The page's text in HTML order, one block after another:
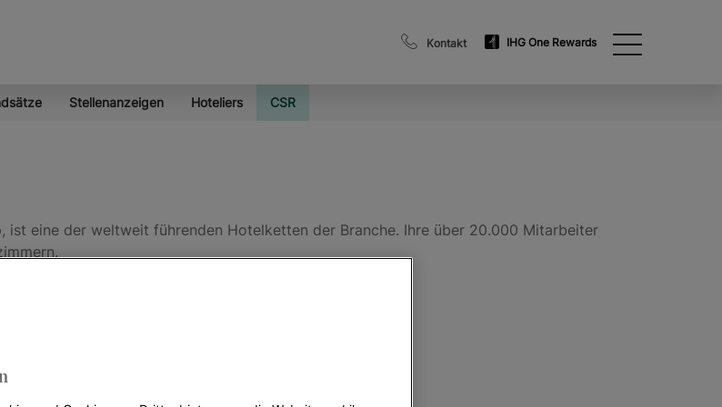
Kontakt IHG One Rewards
Stellenanzeigen Hoteliers CSR
eine der weltweit führenden Hotelketten der Branche. Ihre über 20.000 Mitarbeiter
allen Unternehmen der Gruppe Anwendung finden: